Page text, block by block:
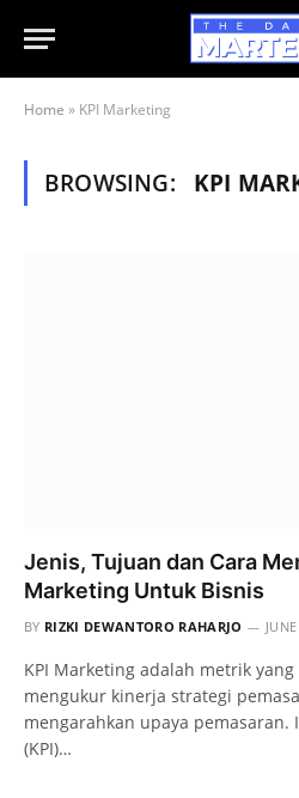
Home » KPI Marketing
BROWSING: KPI
Jenis, Tujuan dan Cara
Marketing Untuk Bisnis
BY RIZKI DEWANTORO RAHARJO
KPI Marketing adalah metrik
mengukur kinerja strategi
mengarahkan upaya
(KPI)…